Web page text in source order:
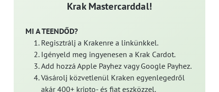
Krak Mastercarddal!
MI A TEENDŐD?
Regisztrálj a Krakenre a linkünkkel.
Igényeld meg ingyenesen a Krak Cardot.
Add hozzá Apple Payhez vagy Google Payhez.
Vásárolj közvetlenül Kraken egyenlegedről
akár 400+ kripto- és fiat eszközzel.